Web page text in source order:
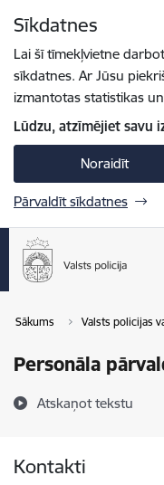
Sīkdatnes
Lai šī tīmekļvietne
sīkdatnes. Ar Jūsu
izmantotas statistikas
Lūdzu, atzīmējiet savu
Noraidīt
Pārvaldīt sīkdatnes
Sākums Valsts policijas
Personāla
Atskaņot tekstu
Kontakti